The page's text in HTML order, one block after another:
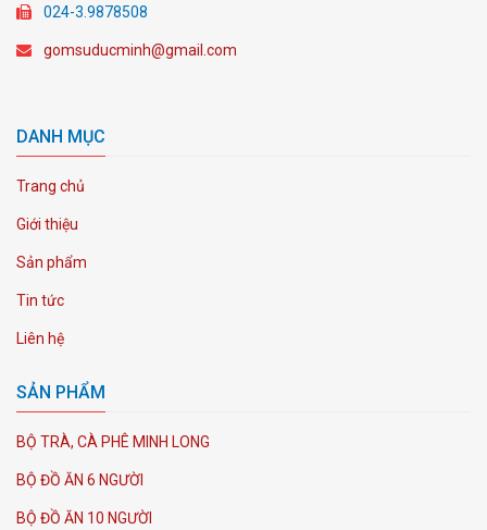
024-3.9878508
gomsuducminh@gmail.com
DANH MỤC
Trang chủ
Giới thiệu
Sản phẩm
Tin tức
Liên hệ
SẢN PHẨM
BỘ TRÀ, CÀ PHÊ MINH LONG
BỘ ĐỒ ĂN 6 NGƯỜI
BỘ ĐỒ ĂN 10 NGƯỜI